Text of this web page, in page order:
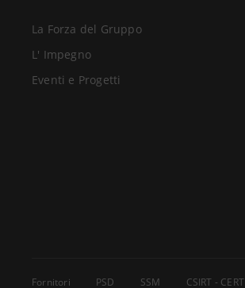
La Forza del Gruppo
L' Impegno
Eventi e Progetti
Fornitori PSD SSM CSIRT - CERT